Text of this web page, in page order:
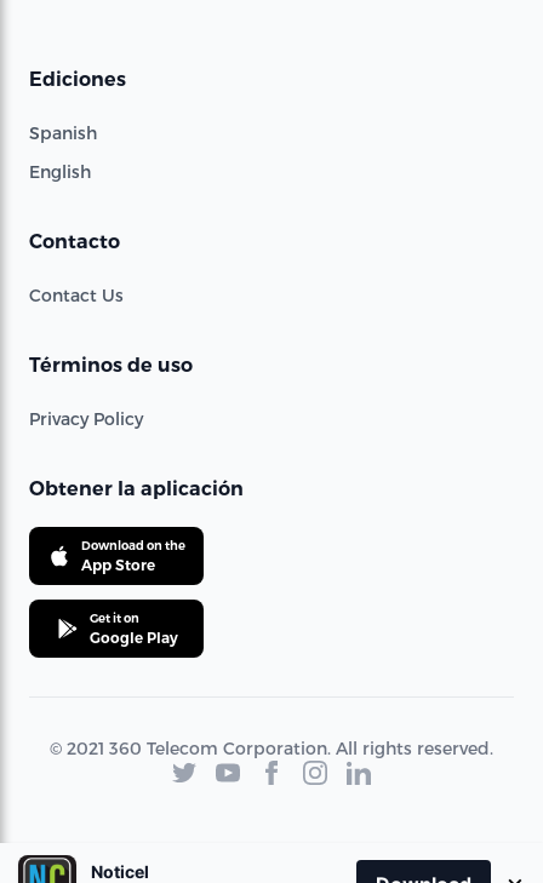
Ediciones
Spanish
English
Contacto
Contact Us
Términos de uso
Privacy Policy
Obtener la aplicación
Download on the
App Store
Get it on
Google Play
© 2021 360 Telecom Corporation. All rights reserved.
Noticel